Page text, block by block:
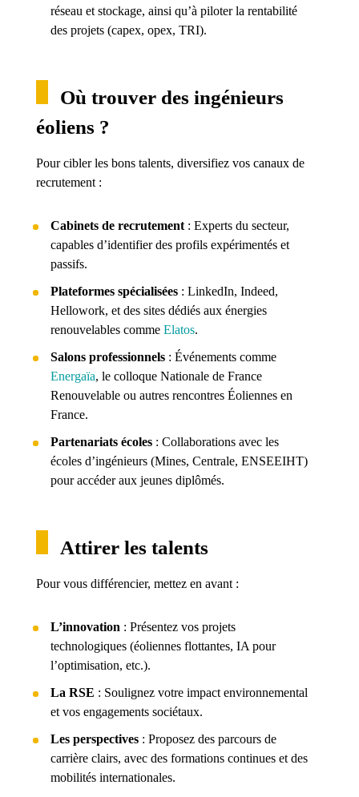
réseau et stockage, ainsi qu’à piloter la rentabilité
des projets (capex, opex, TRI).
Où trouver des ingénieurs
éoliens ?
Pour cibler les bons talents, diversifiez vos canaux de
recrutement :
Cabinets de recrutement: Experts du secteur,
capables d’identifier des profils expérimentés et
passifs.
Plateformes spécialisées: LinkedIn, Indeed,
Hellowork, et des sites dédiés aux énergies
renouvelables comme Elatos.
Salons professionnels: Événements comme
Energaïa, le colloque Nationale de France
Renouvelable ou autres rencontres Éoliennes en
France.
Partenariats écoles: Collaborations avec les
écoles d’ingénieurs (Mines, Centrale, ENSEEIHT)
pour accéder aux jeunes diplômés.
Attirer les talents
Pour vous différencier, mettez en avant :
L’innovation : Présentez vos projets
technologiques (éoliennes flottantes, IA pour
l’optimisation, etc.).
La RSE : Soulignez votre impact environnemental
et vos engagements sociétaux.
Les perspectives: Proposez des parcours de
carrière clairs, avec des formations continues et des
mobilités internationales.